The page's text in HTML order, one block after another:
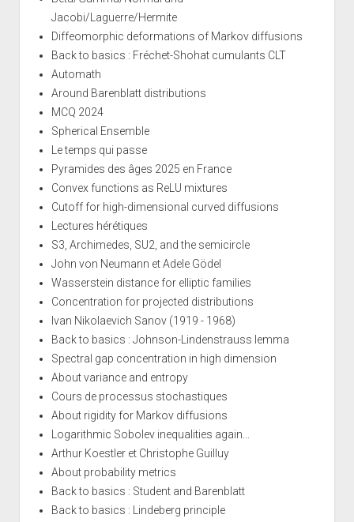
Jacobi/Laguerre/Hermite
Diffeomorphic deformations of Markov diffusions
Back to basics : Fréchet-Shohat cumulants CLT
Automath
Around Barenblatt distributions
MCQ 2024
Spherical Ensemble
Le temps qui passe
Pyramides des âges 2025 en France
Convex functions as ReLU mixtures
Cutoff for high-dimensional curved diffusions
Lectures hérétiques
S3, Archimedes, SU2, and the semicircle
John von Neumann et Adele Gödel
Wasserstein distance for elliptic families
Concentration for projected distributions
Ivan Nikolaevich Sanov (1919 - 1968)
Back to basics : Johnson-Lindenstrauss lemma
Spectral gap concentration in high dimension
About variance and entropy
Cours de processus stochastiques
About rigidity for Markov diffusions
Logarithmic Sobolev inequalities again...
Arthur Koestler et Christophe Guilluy
About probability metrics
Back to basics : Student and Barenblatt
Back to basics : Lindeberg principle